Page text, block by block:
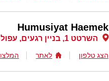
Humusiyat Haemek
השרטט 1, בניין רגעים, עפולה
הצג טלפון לאתר